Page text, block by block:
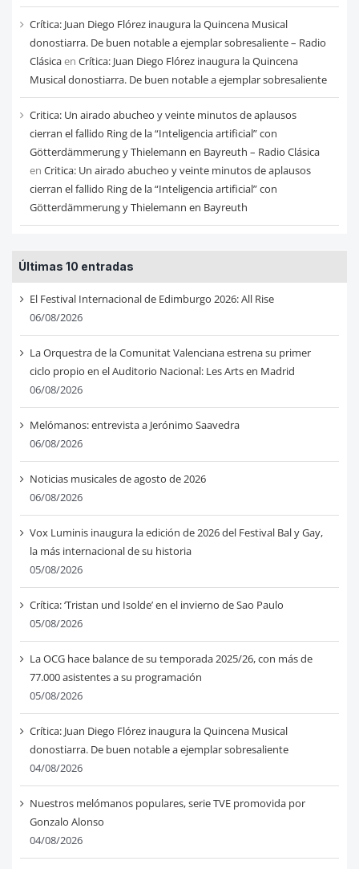
Crítica: Juan Diego Flórez inaugura la Quincena Musical
donostiarra. De buen notable a ejemplar sobresaliente – Radio
Clásicaen Crítica: Juan Diego Flórez inaugura la Quincena
Musical donostiarra. De buen notable a ejemplar sobresaliente
Critica: Un airado abucheo y veinte minutos de aplausos
cierran el fallido Ring de la “Inteligencia artificial” con
Götterdämmerung y Thielemann en Bayreuth – Radio Clásica
en Critica: Un airado abucheo y veinte minutos de aplausos
cierran el fallido Ring de la “Inteligencia artificial” con
Götterdämmerung y Thielemann en Bayreuth
Últimas 10 entradas
El Festival Internacional de Edimburgo 2026: All Rise
06/08/2026
La Orquestra de la Comunitat Valenciana estrena su primer
ciclo propio en el Auditorio Nacional: Les Arts en Madrid
06/08/2026
Melómanos: entrevista a Jerónimo Saavedra
06/08/2026
Noticias musicales de agosto de 2026
06/08/2026
Vox Luminis inaugura la edición de 2026 del Festival Bal y Gay,
la más internacional de su historia
05/08/2026
Crítica: ‘Tristan und Isolde’ en el invierno de Sao Paulo
05/08/2026
La OCG hace balance de su temporada 2025/26, con más de
77.000 asistentes a su programación
05/08/2026
Crítica: Juan Diego Flórez inaugura la Quincena Musical
donostiarra. De buen notable a ejemplar sobresaliente
04/08/2026
Nuestros melómanos populares, serie TVE promovida por
Gonzalo Alonso
04/08/2026